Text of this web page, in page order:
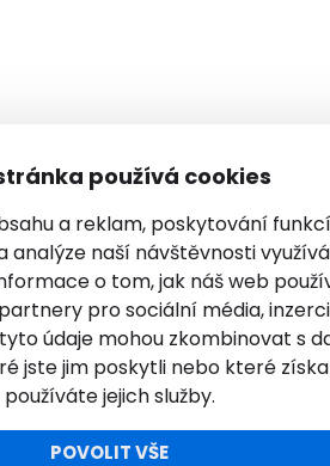
používá cookies
a reklam, poskytování funkcí
analýze naší návštěvnosti
o tom, jak náš web
pro sociální média,
údaje mohou zkombinovat s
jste jim poskytli nebo které
jejich služby.
POVOLIT VŠE